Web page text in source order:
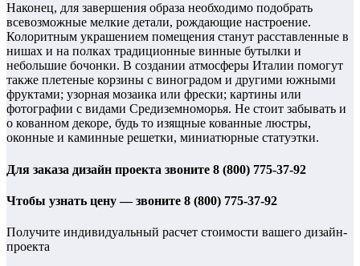
Наконец, для завершения образа необходимо подобрать
всевозможные мелкие детали, рождающие настроение.
Колоритным украшением помещения станут расставленные в
нишах и на полках традиционные винные бутылки и
небольшие бочонки. В создании атмосферы Италии помогут
также плетеные корзины с виноградом и другими южными
фруктами; узорная мозаика или фрески; картины или
фотографии с видами Средиземноморья. Не стоит забывать и
о кованном декоре, будь то изящные кованные люстры,
оконные и каминные решетки, миниатюрные статуэтки.
Для заказа дизайн проекта звоните 8 (800) 775-37-92
Чтобы узнать цену — звоните 8 (800) 775-37-92
Получите индивидуальный расчет стоимости вашего дизайн-
проекта